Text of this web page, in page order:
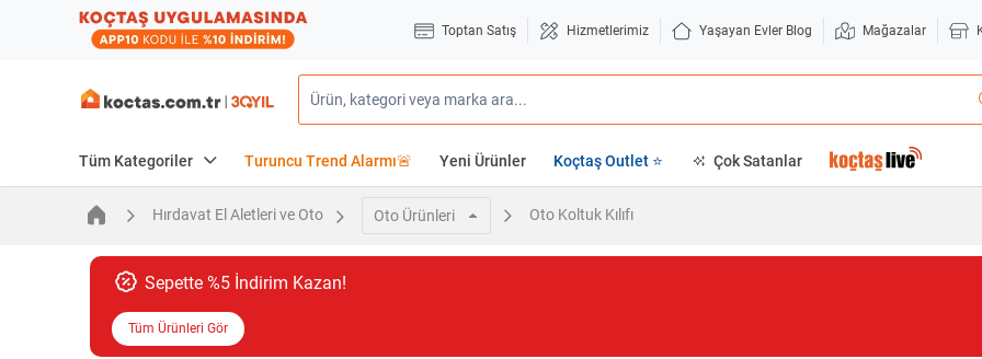
Toptan Satış Hizmetlerimiz Yaşayan Evler Blog Mağazalar
Tüm Kategoriler Turuncu Trend Alarmı🚨 Yeni Ürünler Koçtaş Outlet ⭐ Çok Satanlar
Hırdavat El Aletleri ve Oto Oto Ürünleri Oto Koltuk Kılıfı
Sepette %5 İndirim Kazan!
Tüm Ürünleri Gör